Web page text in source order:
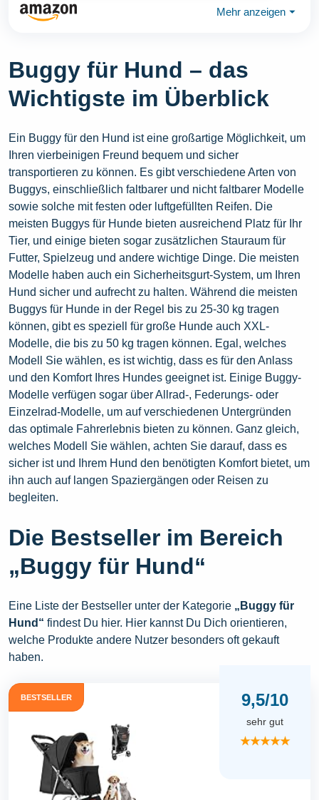
Mehr anzeigen ⏷
Buggy für Hund – das
Wichtigste im Überblick
Ein Buggy für den Hund ist eine großartige Möglichkeit, um
Ihren vierbeinigen Freund bequem und sicher
transportieren zu können. Es gibt verschiedene Arten von
Buggys, einschließlich faltbarer und nicht faltbarer Modelle
sowie solche mit festen oder luftgefüllten Reifen. Die
meisten Buggys für Hunde bieten ausreichend Platz für Ihr
Tier, und einige bieten sogar zusätzlichen Stauraum für
Futter, Spielzeug und andere wichtige Dinge. Die meisten
Modelle haben auch ein Sicherheitsgurt-System, um Ihren
Hund sicher und aufrecht zu halten. Während die meisten
Buggys für Hunde in der Regel bis zu 25-30 kg tragen
können, gibt es speziell für große Hunde auch XXL-
Modelle, die bis zu 50 kg tragen können. Egal, welches
Modell Sie wählen, es ist wichtig, dass es für den Anlass
und den Komfort Ihres Hundes geeignet ist. Einige Buggy-
Modelle verfügen sogar über Allrad-, Federungs- oder
Einzelrad-Modelle, um auf verschiedenen Untergründen
das optimale Fahrerlebnis bieten zu können. Ganz gleich,
welches Modell Sie wählen, achten Sie darauf, dass es
sicher ist und Ihrem Hund den benötigten Komfort bietet, um
ihn auch auf langen Spaziergängen oder Reisen zu
begleiten.
Die Bestseller im Bereich
„Buggy für Hund“
Eine Liste der Bestseller unter der Kategorie „Buggy für
Hund“ findest Du hier. Hier kannst Du Dich orientieren,
welche Produkte andere Nutzer besonders oft gekauft
haben.
BESTSELLER 9,5/10
sehr gut
★★★★★